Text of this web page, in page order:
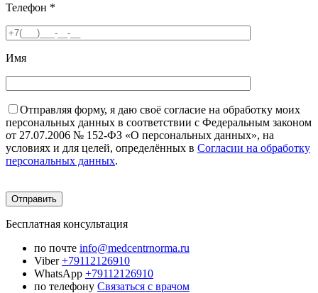
Телефон *
Имя
Отправляя форму, я даю своё согласие на обработку моих
персональных данных в соответствии с Федеральным законом
от 27.07.2006 № 152-ФЗ «О персональных данных», на
условиях и для целей, определённых в Согласии на обработку
персональных данных.
Бесплатная консультация
по почте info@medcentrnorma.ru
Viber +79112126910
WhatsApp +79112126910
по телефону Связаться с врачом